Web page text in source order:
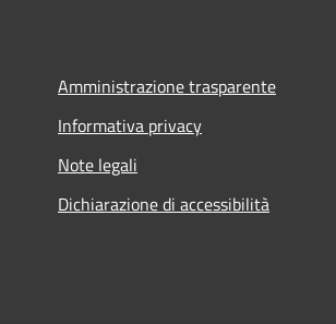
Amministrazione trasparente
Informativa privacy
Note legali
Dichiarazione di accessibilità